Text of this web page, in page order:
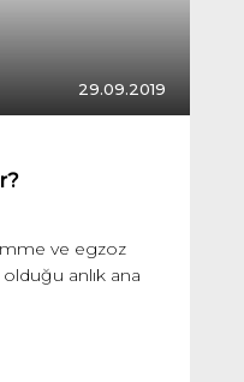
29.09.2019
ve egzoz
olduğu anlık ana